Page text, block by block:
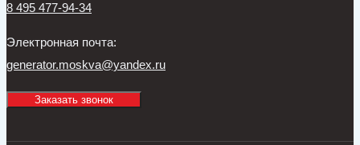
8 495 477-94-34
Электронная почта:
generator.moskva@yandex.ru
Заказать звонок